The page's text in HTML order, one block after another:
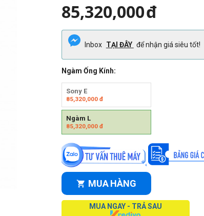
85,320,000đ
Inbox TẠI ĐÂY để nhận giá siêu tốt!
Ngàm Ống Kính:
Sony E
85,320,000đ
Ngàm L
85,320,000đ
MUA HÀNG
MUA NGAY - TRẢ SAU